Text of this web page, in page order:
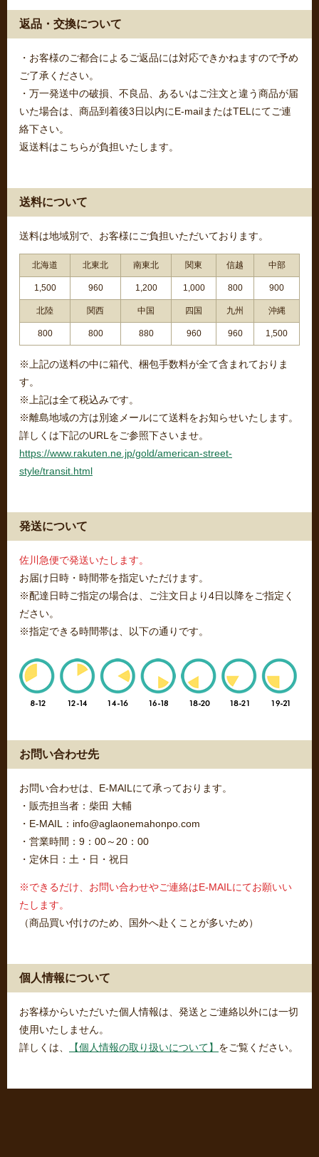
返品・交換について
・お客様のご都合によるご返品には対応できかねますので予め
ご了承ください。
・万一発送中の破損、不良品、あるいはご注文と違う商品が届
いた場合は、商品到着後3日以内にE-mailまたはTELにてご連
絡下さい。
返送料はこちらが負担いたします。
送料について
送料は地域別で、お客様にご負担いただいております。
北海道 北東北 南東北 関東 信越 中部
1,500 960 1,200 1,000 800 900
北陸 関西 中国 四国 九州 沖縄
800 800 880 960 960 1,500
※上記の送料の中に箱代、梱包手数料が全て含まれておりま
す。
※上記は全て税込みです。
※離島地域の方は別途メールにて送料をお知らせいたします。
詳しくは下記のURLをご参照下さいませ。
https://www.rakuten.ne.jp/gold/american-street-
style/transit.html
発送について
佐川急便で発送いたします。
お届け日時・時間帯を指定いただけます。
※配達日時ご指定の場合は、ご注文日より4日以降をご指定く
ださい。
※指定できる時間帯は、以下の通りです。
お問い合わせ先
お問い合わせは、E-MAILにて承っております。
・販売担当者：柴田 大輔
・E-MAIL：info@aglaonemahonpo.com
・営業時間：9：00～20：00
・定休日：土・日・祝日
※できるだけ、お問い合わせやご連絡はE-MAILにてお願いい
たします。
（商品買い付けのため、国外へ赴くことが多いため）
個人情報について
お客様からいただいた個人情報は、発送とご連絡以外には一切
使用いたしません。
詳しくは、
【個人情報の取り扱いについて】 をご覧ください。